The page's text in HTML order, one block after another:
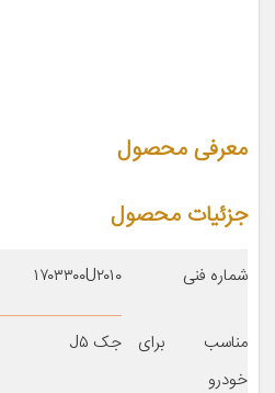
معرفی محصول
جزئیات محصول
شماره فنی ۱۷۰۳۳۰۰U۲۰۱۰
مناسب برای
خودرو
جک J۵